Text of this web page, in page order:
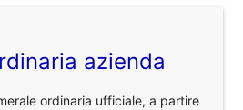
azienda
ordinaria ufficiale, a partire